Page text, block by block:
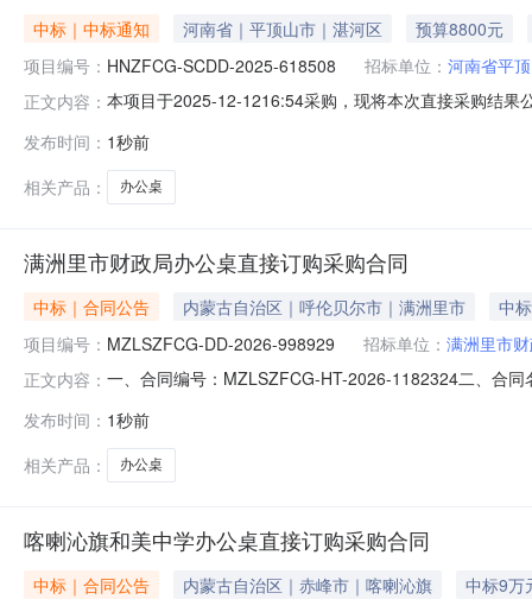
中标｜中标通知 河南省｜平顶山市｜湛河区
预算8800元
项目编号： HNZFCG-SCDD-2025-618508 招标单位： 河南省平
正文内容： 本项目于2025-12-1216:54采购，现将本次直接采购结
参数需求商品名称技术规格数量单价（元）总金额（元
发布时间： 1秒前
相关产品：
办公桌
满洲里市财政局办公桌直接订购采购合同
中标｜合同公告 内蒙古自治区｜呼伦贝尔市｜满洲里市
中
项目编号： MZLSZFCG-DD-2026-998929 招标单位： 满洲里市
正文内容： 一、合同编号：MZLSZFCG-HT-2026-1182324二、合
市美辰家私店（个体工商户）地址：内蒙古自治区-呼伦
发布时间： 1秒前
相关产品：
办公桌
喀喇沁旗和美中学办公桌直接订购采购合同
中标｜合同公告 内蒙古自治区｜赤峰市｜喀喇沁旗
中标9万